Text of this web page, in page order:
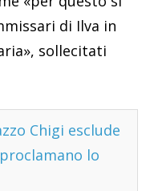
di Ilva in
sollecitati
Chigi esclude
lo